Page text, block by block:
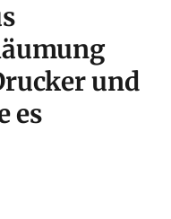
und
es